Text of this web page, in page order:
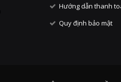
Hướng dẫn thanh
Quy định bảo mật